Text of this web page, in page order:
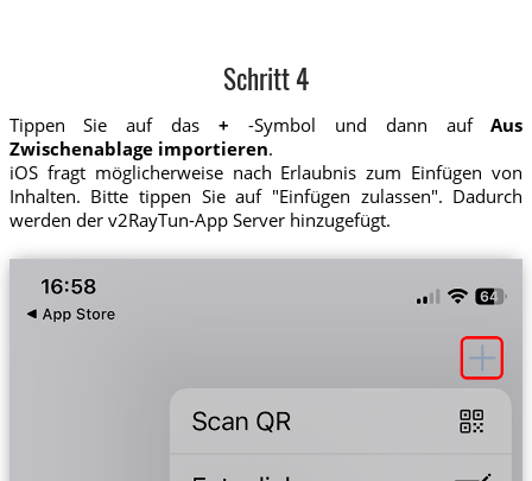
Schritt 4
Tippen Sie auf das+ -Symbol und dann aufAus
Zwischenablage importieren.
iOS fragt möglicherweise nach Erlaubnis zum Einfügen von
Inhalten. Bitte tippen Sie auf "Einfügen zulassen". Dadurch
werden der v2RayTun-App Server hinzugefügt.